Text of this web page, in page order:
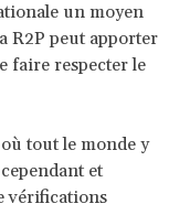
un moyen
R2P peut apporter
faire respecter le
tout le monde y
et
vérifications